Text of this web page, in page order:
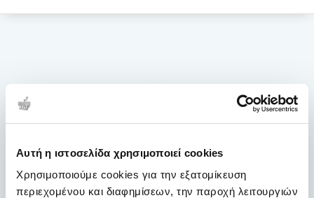
Αυτή η ιστοσελίδα χρησιμοποιεί cookies
Χρησιμοποιούμε cookies για την εξατομίκευση
περιεχομένου και διαφημίσεων, την παροχή λειτουργιών